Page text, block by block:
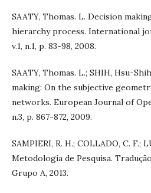
SAATY, Thomas. L. Decision
hierarchy process. International
v.1, n.1, p. 83-98, 2008.
SAATY, Thomas. L.; SHIH, Hsu-
making: On the subjective
networks. European Journal of
n.3, p. 867-872, 2009.
SAMPIERI, R. H.; COLLADO, C. F.;
Metodologia de Pesquisa.
Grupo A, 2013.